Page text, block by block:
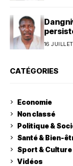
16
CATÉGORIES
Economie
Non classé
Politique &
Santé & Bien-
Sport & Culture
Vidéos